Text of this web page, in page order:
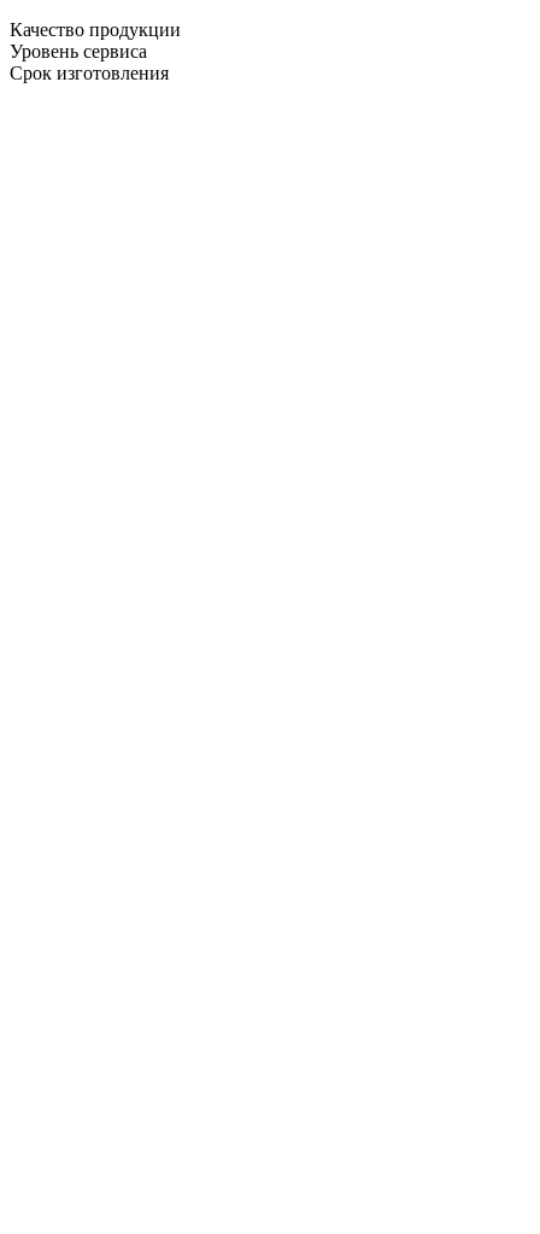
Качество продукции
Уровень сервиса
Срок изготовления